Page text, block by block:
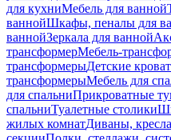
для кухниМебель для ванной
ваннойШкафы, пеналы для
ваннойЗеркала для ванной
трансформерМебель-
трансформерыДетские
трансформерыМебель для
для спальниПрикроватные
спальниТуалетные столики
жилых комнатДиваны,